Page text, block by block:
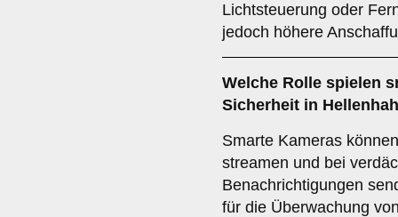
Lichtsteuerung oder
jedoch höhere
Welche Rolle spielen
Sicherheit in
Smarte Kameras
streamen und bei
Benachrichtigungen
für die Überwachung